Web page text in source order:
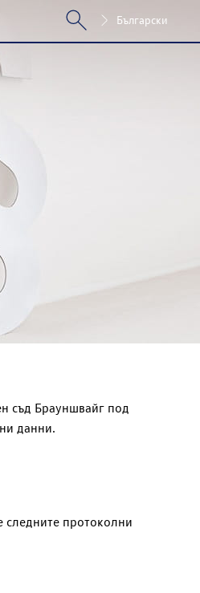
Български
съд Брауншвайг под
данни.
следните протоколни